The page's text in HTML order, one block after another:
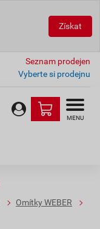
Získat
Seznam prodejen
Vyberte si prodejnu
MENU
Omítky WEBER